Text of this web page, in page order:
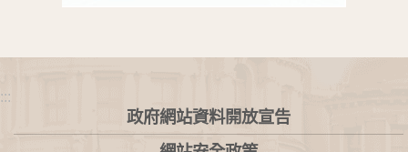
:::
政府網站資料開放宣告